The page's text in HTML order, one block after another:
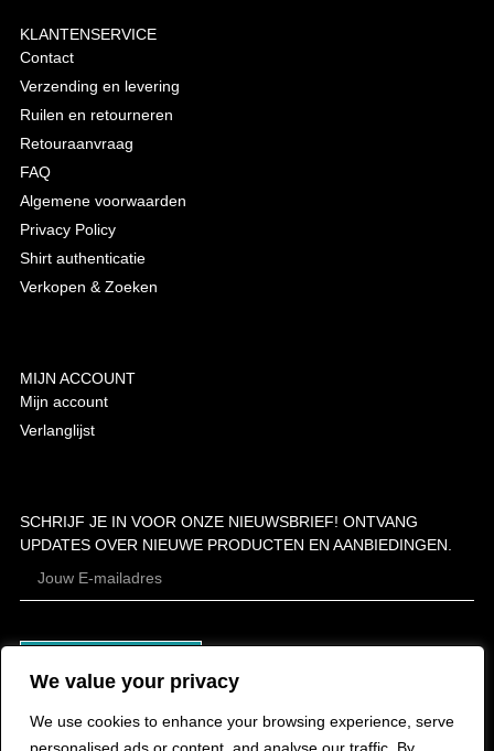
We value your privacy
We use cookies to enhance your browsing experience, serve
KLANTENSERVICE
Contact
Verzending en levering
Ruilen en retourneren
Retouraanvraag
FAQ
Algemene voorwaarden
Privacy Policy
Shirt authenticatie
Verkopen & Zoeken
MIJN ACCOUNT
Mijn account
Verlanglijst
SCHRIJF JE IN VOOR ONZE NIEUWSBRIEF! ONTVANG
UPDATES OVER NIEUWE PRODUCTEN EN AANBIEDINGEN.